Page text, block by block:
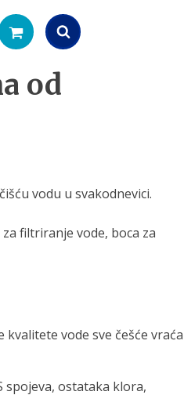
od
vodu u svakodnevici.
filtriranje vode, boca za
vode sve češće vraća
spojeva, ostataka klora,
mreže
Kod nas